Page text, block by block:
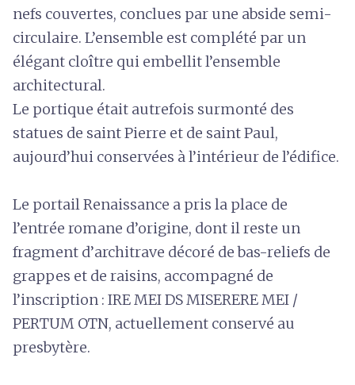
nefs couvertes, conclues par une abside semi-
circulaire. L’ensemble est complété par un
élégant cloître qui embellit l’ensemble
architectural.
Le portique était autrefois surmonté des
statues de saint Pierre et de saint Paul,
aujourd’hui conservées à l’intérieur de l’édifice.
Le portail Renaissance a pris la place de
l’entrée romane d’origine, dont il reste un
fragment d’architrave décoré de bas-reliefs de
grappes et de raisins, accompagné de
l’inscription : IRE MEI DS MISERERE MEI /
PERTUM OTN, actuellement conservé au
presbytère.